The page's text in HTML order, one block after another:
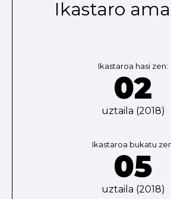
Ikastaro
Ikastaroa hasi zen:
02
uztaila (2018)
Ikastaroa bukatu
05
uztaila (2018)